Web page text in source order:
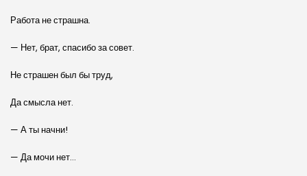
Работа не страшна.
— Нет, брат, спасибо за совет.
Не страшен был бы труд,
Да смысла нет.
— А ты начни!
— Да мочи нет…